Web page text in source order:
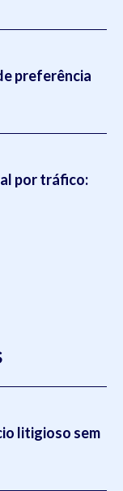
preferência
por tráfico:
litigioso sem